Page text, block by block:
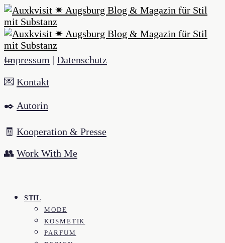
Impressum | Datenschutz
💌 Kontakt
✒️ Autorin
🧾 Kooperation & Presse
👥 Work With Me
STIL
MODE
KOSMETIK
PARFUM